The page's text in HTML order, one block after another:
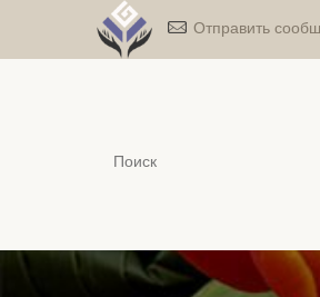
Отправить